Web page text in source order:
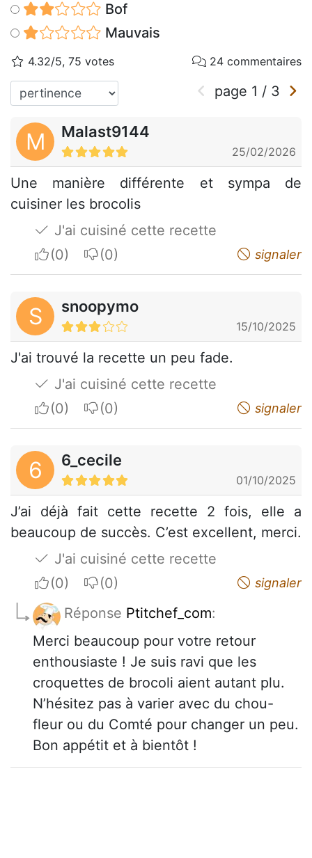
Bof
Mauvais
4.32/5, 75 votes 24 commentaires
page 1 / 3
M Malast9144
25/02/2026
Une manière différente et sympa de
cuisiner les brocolis
J'ai cuisiné cette recette
I apreciateI do not appreciate signaler
S snoopymo
15/10/2025
J'ai trouvé la recette un peu fade.
J'ai cuisiné cette recette
I apreciateI do not appreciate signaler
6 6_cecile
01/10/2025
J’ai déjà fait cette recette 2 fois, elle a
beaucoup de succès. C’est excellent, merci.
J'ai cuisiné cette recette
I apreciateI do not appreciate signaler
Réponse Ptitchef_com:
Merci beaucoup pour votre retour
enthousiaste ! Je suis ravi que les
croquettes de brocoli aient autant plu.
N’hésitez pas à varier avec du chou-
fleur ou du Comté pour changer un peu.
Bon appétit et à bientôt !